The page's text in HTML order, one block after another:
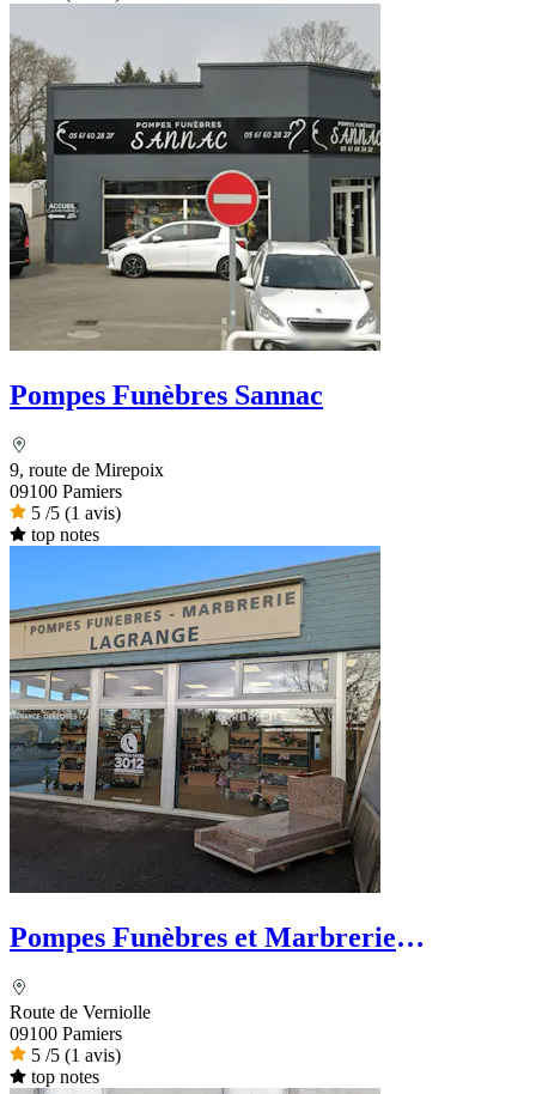
Pompes Funèbres Sannac
9, route de Mirepoix
09100 Pamiers
5 /5 (1 avis)
top notes
Pompes Funèbres et Marbrerie
Route de Verniolle
09100 Pamiers
5 /5 (1 avis)
top notes